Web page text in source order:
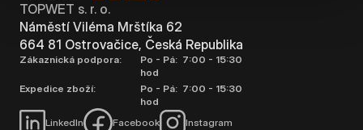
TOPWET s. r. o.
Náměstí Viléma Mrštíka 62
664 81 Ostrovačice, Česká Republika
Zákaznická podpora:
Po - Pá: 7:00 - 15:30
hod
Expedice zboží:
Po - Pá: 7:00 - 15:30
hod
LinkedIn
Facebook Instagram